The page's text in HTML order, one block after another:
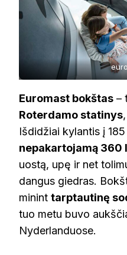
Euromast bokštas –
Roterdamo statinys
Išdidžiai kylantis į
nepakartojamą 360
uostą, upę ir net
dangus giedras.
minint tarptautinę
tuo metu buvo
Nyderlanduose.